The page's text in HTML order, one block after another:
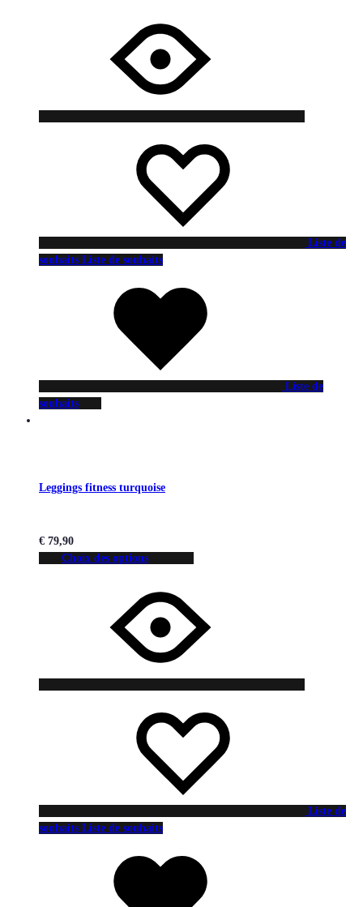
Liste de
souhaits Liste de souhaits
Liste de
souhaits
Leggings fitness turquoise
€ 79,90
Choix des options
Liste de
souhaits Liste de souhaits